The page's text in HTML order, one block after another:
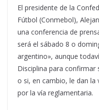
El presidente de la
Fútbol (Conmebol),
una conferencia de
será el sábado 8 o
argentino», aunque
Disciplina para confirmar
o si, en cambio, le dan
por la vía reglamentaria.